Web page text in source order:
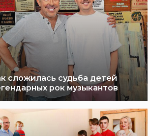
сложилась судьба детей
рок музыкантов